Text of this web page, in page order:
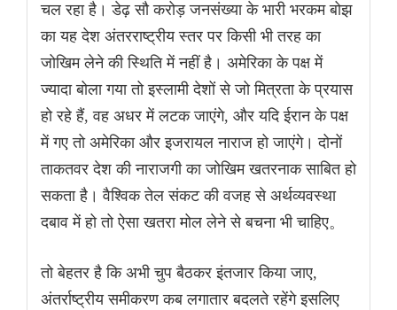
चल रहा है। डेढ़ सौ करोड़ जनसंख्या के भारी भरकम बोझ
का यह देश अंतरराष्ट्रीय स्तर पर किसी भी तरह का
जोखिम लेने की स्थिति में नहीं है। अमेरिका के पक्ष में
ज्यादा बोला गया तो इस्लामी देशों से जो मित्रता के प्रयास
हो रहे हैं, वह अधर में लटक जाएंगे, और यदि ईरान के पक्ष
में गए तो अमेरिका और इजरायल नाराज हो जाएंगे। दोनों
ताकतवर देश की नाराजगी का जोखिम खतरनाक साबित हो
सकता है। वैश्विक तेल संकट की वजह से अर्थव्यवस्था
दबाव में हो तो ऐसा खतरा मोल लेने से बचना भी चाहिए。
तो बेहतर है कि अभी चुप बैठकर इंतजार किया जाए,
अंतर्राष्ट्रीय समीकरण कब लगातार बदलते रहेंगे इसलिए